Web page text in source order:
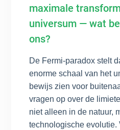
maximale
universum — wat
ons?
De Fermi-paradox stelt
enorme schaal van het
bewijs zien voor
vragen op over de
niet alleen in de natuur,
technologische evolutie.